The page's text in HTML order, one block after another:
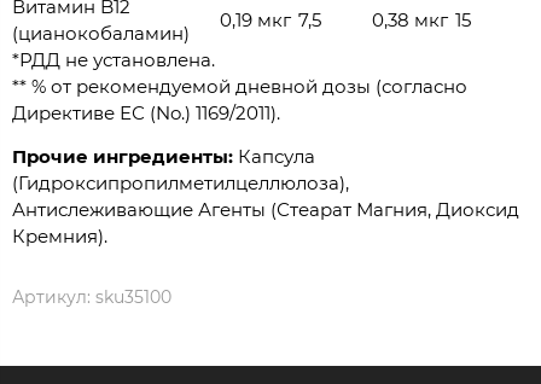
Витамин B12
(цианокобаламин)
0,19 мкг 7,5 0,38 мкг 15
*РДД не установлена.
** % от рекомендуемой дневной дозы (согласно
Директиве ЕС (No.) 1169/2011).
Прочие ингредиенты: Капсула
(Гидроксипропилметилцеллюлоза),
Антислеживающие Агенты (Стеарат Магния, Диоксид
Кремния).
Артикул: sku35100